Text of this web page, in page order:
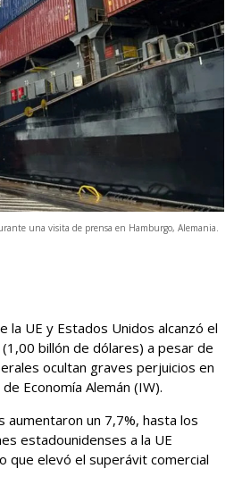
una visita de prensa en Hamburgo, Alemania.
la UE y Estados Unidos alcanzó el
billón de dólares) a pesar de
ocultan graves perjuicios en
Economía Alemán (IW).
aumentaron un 7,7%, hasta los
estadounidenses a la UE
que elevó el ⁠superávit comercial